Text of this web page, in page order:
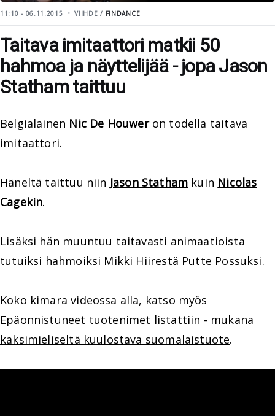
11:10 - 06.11.2015 VIIHDE / FINDANCE
Taitava imitaattori matkii 50
hahmoa ja näyttelijää - jopa Jason
Statham taittuu
Belgialainen Nic De Houweron todella taitava
imitaattori.
Häneltä taittuu niin Jason Statham kuin Nicolas
Cagekin.
Lisäksi hän muuntuu taitavasti animaatioista
tutuiksi hahmoiksi Mikki Hiirestä Putte Possuksi.
Koko kimara videossa alla, katso myös
Epäonnistuneet tuotenimet listattiin - mukana
kaksimieliseltä kuulostava suomalaistuote.